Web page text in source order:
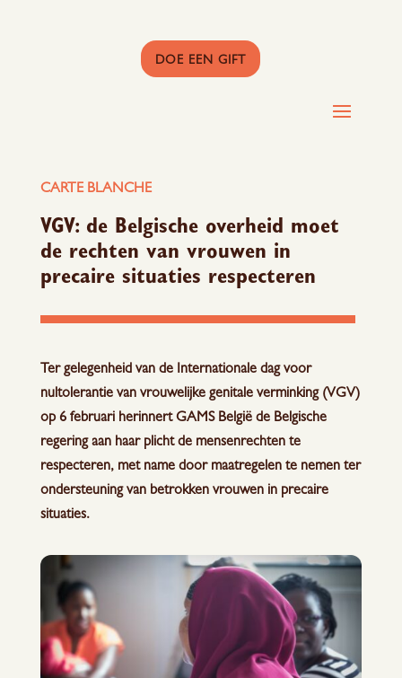
DOE EEN GIFT
CARTE BLANCHE
VGV: de Belgische overheid moet
de rechten van vrouwen in
precaire situaties respecteren
Ter gelegenheid van de Internationale dag voor
nultolerantie van vrouwelijke genitale verminking (VGV)
op 6 februari herinnert GAMS België de Belgische
regering aan haar plicht de mensenrechten te
respecteren, met name door maatregelen te nemen ter
ondersteuning van betrokken vrouwen in precaire
situaties.